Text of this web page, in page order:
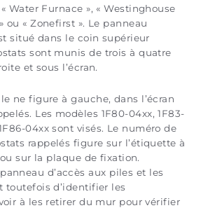
Water Furnace », « Westinghouse
ou « Zonefirst ». Le panneau
situé dans le coin supérieur
sont munis de trois à quatre
et sous l’écran.
ne figure à gauche, dans l’écran
Les modèles 1F80-04xx, 1F83-
04xx sont visés. Le numéro de
rappelés figure sur l’étiquette à
sur la plaque de fixation.
d’accès aux piles et les
toutefois d’identifier les
à les retirer du mur pour vérifier